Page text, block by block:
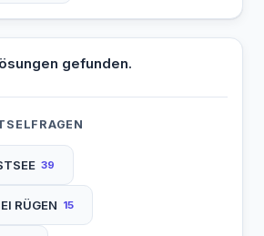
gefunden.
39
RÜGEN 15